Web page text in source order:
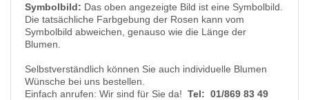
Symbolbild: Das oben angezeigte Bild ist eine Symbolbild.
Die tatsächliche Farbgebung der Rosen kann vom
Symbolbild abweichen, genauso wie die Länge der
Blumen.
Selbstverständlich können Sie auch individuelle Blumen
Wünsche bei uns bestellen.
Einfach anrufen: Wir sind für Sie da! Tel: 01/869 83 49